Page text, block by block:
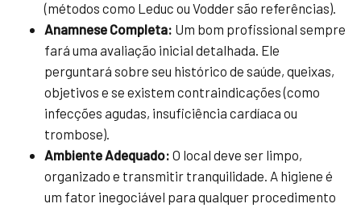
(métodos como Leduc ou Vodder são referências).
Anamnese Completa: Um bom profissional sempre
fará uma avaliação inicial detalhada. Ele
perguntará sobre seu histórico de saúde, queixas,
objetivos e se existem contraindicações (como
infecções agudas, insuficiência cardíaca ou
trombose).
Ambiente Adequado: O local deve ser limpo,
organizado e transmitir tranquilidade. A higiene é
um fator inegociável para qualquer procedimento